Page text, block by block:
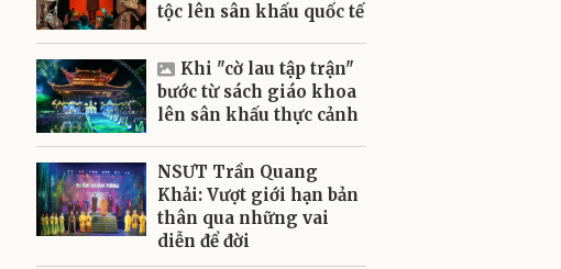
tộc lên sân khấu quốc tế
Khi "cờ lau tập trận"
bước từ sách giáo khoa
lên sân khấu thực cảnh
NSƯT Trần Quang
Khải: Vượt giới hạn bản
thân qua những vai
diễn để đời
Gửi